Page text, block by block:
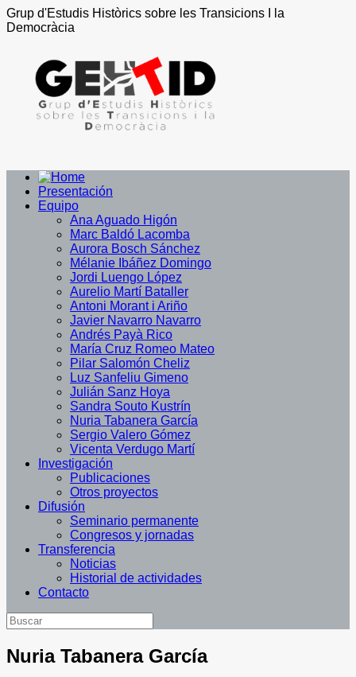
Grup d'Estudis Històrics sobre les Transicions I la
Democràcia
Presentación
Equipo
Ana Aguado Higón
Marc Baldó Lacomba
Aurora Bosch Sánchez
Mélanie Ibáñez Domingo
Jordi Luengo López
Aurelio Martí Bataller
Antoni Morant i Ariño
Javier Navarro Navarro
Andrés Payà Rico
María Cruz Romeo Mateo
Pilar Salomón Cheliz
Luz Sanfeliu Gimeno
Julián Sanz Hoya
Sandra Souto Kustrín
Nuria Tabanera García
Sergio Valero Gómez
Vicenta Verdugo Martí
Investigación
Publicaciones
Otros proyectos
Difusión
Seminario permanente
Congresos y jornadas
Transferencia
Noticias
Historial de actividades
Contacto
Nuria Tabanera García